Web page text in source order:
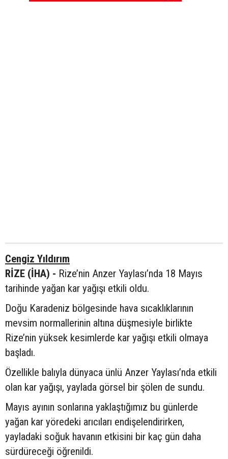
Cengiz Yıldırım
RİZE (İHA) - Rize’nin Anzer Yaylası’nda 18 Mayıs
tarihinde yağan kar yağışı etkili oldu.
Doğu Karadeniz bölgesinde hava sıcaklıklarının
mevsim normallerinin altına düşmesiyle birlikte
Rize’nin yüksek kesimlerde kar yağışı etkili olmaya
başladı.
Özellikle balıyla dünyaca ünlü Anzer Yaylası’nda etkili
olan kar yağışı, yaylada görsel bir şölen de sundu.
Mayıs ayının sonlarına yaklaştığımız bu günlerde
yağan kar yöredeki arıcıları endişelendirirken,
yayladaki soğuk havanın etkisini bir kaç gün daha
sürdüreceği öğrenildi.